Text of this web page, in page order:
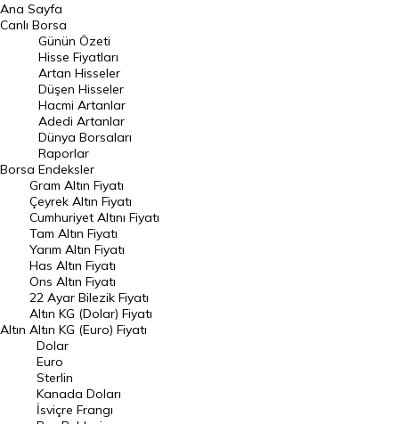
BIST 100 Hisseleri
En Çok Artan Hisseler
En Çok Düşen Hisseler
Hacmi Artanlar
Geçmiş Kapanışlar
Dünya Borsaları
Raporlar
Endeksler
DÖVİZ
Döviz Kuru
Dolar Kuru
Euro Kuru
Pound Kuru
Frank Kuru
Ana Sayfa
Canlı Borsa
Borsa
Günün Özeti
Hisse Fiyatları
Artan Hisseler
Düşen Hisseler
Hacmi Artanlar
Adedi Artanlar
Dünya Borsaları
Raporlar
Endeksler
Altın
Gram Altın Fiyatı
Çeyrek Altın Fiyatı
Cumhuriyet Altını Fiyatı
Tam Altın Fiyatı
Yarım Altın Fiyatı
Has Altın Fiyatı
Ons Altın Fiyatı
22 Ayar Bilezik Fiyatı
Altın KG (Dolar) Fiyatı
Altın KG (Euro) Fiyatı
Dolar
Euro
Sterlin
Kanada Doları
İsviçre Frangı